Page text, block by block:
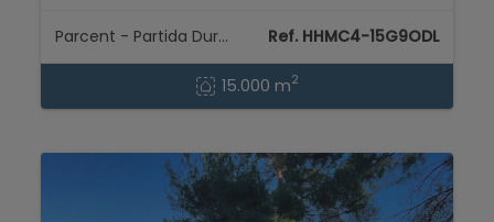
Parcent - Partida Durmais Ref. HHMC4-15G9ODL
15.000 m2